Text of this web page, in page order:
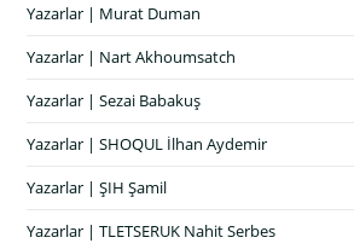
Yazarlar | Murat Duman
Yazarlar | Nart Akhoumsatch
Yazarlar | Sezai Babakuş
Yazarlar | SHOQUL İlhan Aydemir
Yazarlar | ŞIH Şamil
Yazarlar | TLETSERUK Nahit Serbes